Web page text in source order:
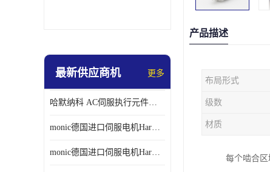
最新供应商机 更多
哈默纳科 AC伺服执行元件扁平型SHA系列 议价
monic德国进口伺服电机Har中国总代理单价
monic德国进口伺服电机Har中国总代理代理
产品描述
布局形式
级数
材质
每个啮合区